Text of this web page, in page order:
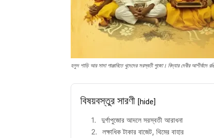
হলুদ শাড়ি আর সাদা পাঞ্জাবিতে খুদেদের সরস্বতী পুজো। বিদ্যার দেবীর
বিষয়বস্তুর সারণী [hide]
দুর্গাপুজোর আদলে সরস্বতী আরাধনা
লক্ষাধিক টাকার বাজেট, থিমের বাহার